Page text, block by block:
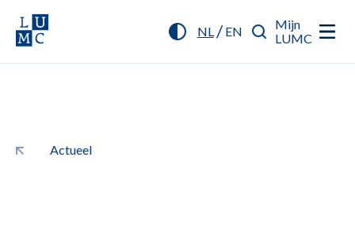
NL/ EN
Mijn
LUMC
Actueel